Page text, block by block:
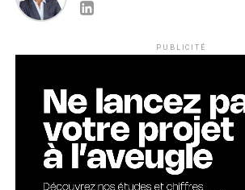
PUBLICITÉ